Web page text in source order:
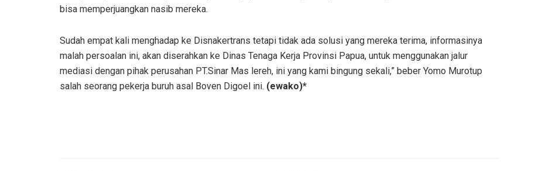
bisa memperjuangkan nasib mereka.
Sudah empat kali menghadap ke Disnakertrans tetapi tidak ada solusi yang mereka terima, informasinya
malah persoalan ini, akan diserahkan ke Dinas Tenaga Kerja Provinsi Papua, untuk menggunakan jalur
mediasi dengan pihak perusahan PT.Sinar Mas lereh, ini yang kami bingung sekali,” beber Yomo Murotup
salah seorang pekerja buruh asal Boven Digoel ini. (ewako)*